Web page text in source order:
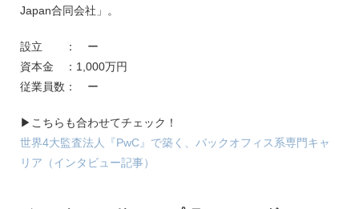
Japan合同会社」。
設立 ： ー
資本金 ：1,000万円
従業員数： ー
▶こちらも合わせてチェック！
世界4大監査法人『PwC』で築く、バックオフィス系専門キャ
リア（インタビュー記事）